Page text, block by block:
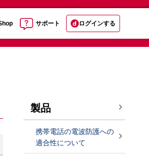
サポート ログインする
製品
携帯電話の電波防護への
適合性について